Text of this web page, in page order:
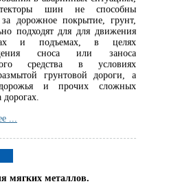
шин не способны
за дорожное покрытие, грунт,
подходят для для движения
и подъемах, в целях
сноса или заноса
средства в условиях
грунтовой дороги, а
и прочих сложных
дорогах.
...
мягких металлов.